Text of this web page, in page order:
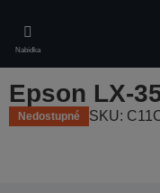
main
content
Nabídka
Epson LX-
Nedostupné SKU: